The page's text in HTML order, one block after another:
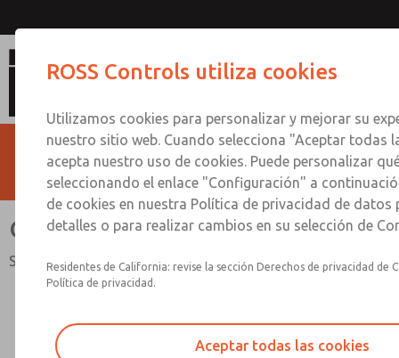
Colectores multiestación
Serie 95 válvulas
ROSS Controls utiliza cookies
Utilizamos cookies para personalizar y mejorar su
nuestro sitio web. Cuando selecciona "Aceptar todas
acepta nuestro uso de cookies. Puede personalizar
seleccionando el enlace "Configuración" a
de cookies en nuestra Política de privacidad de datos
detalles o para realizar cambios en su selección de
Residentes de California: revise la sección Derechos de privacidad de
Política de privacidad.
Aceptar todas las cookies